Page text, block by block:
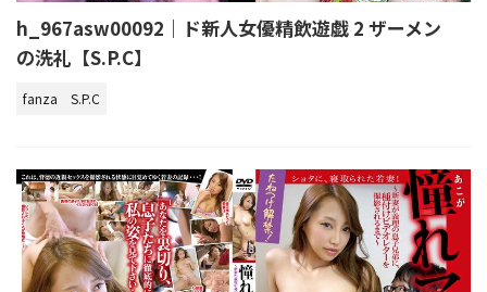
h_967asw00092｜ド新人女優精飲遊戯 2 ザーメン
の洗礼【S.P.C】
fanza S.P.C